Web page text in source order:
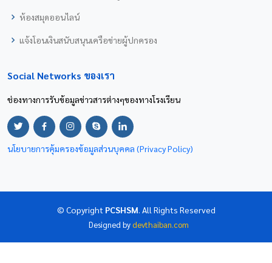
ห้องสมุดออนไลน์
แจ้งโอนเงินสนับสนุนเครือข่ายผู้ปกครอง
Social Networks ของเรา
ช่องทางการรับข้อมูลข่าวสารต่างๆของทางโรงเรียน
นโยบายการคุ้มครองข้อมูลส่วนบุคคล (Privacy Policy)
© Copyright PCSHSM. All Rights Reserved
Designed bydevthaiban.com